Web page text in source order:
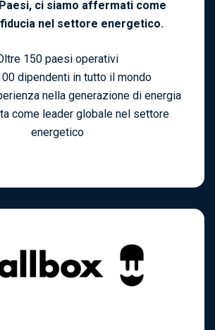
ci siamo affermati come
fiducia nel settore energetico.
150 paesi operativi
dipendenti in tutto il mondo
nella generazione di energia
come leader globale nel settore
energetico